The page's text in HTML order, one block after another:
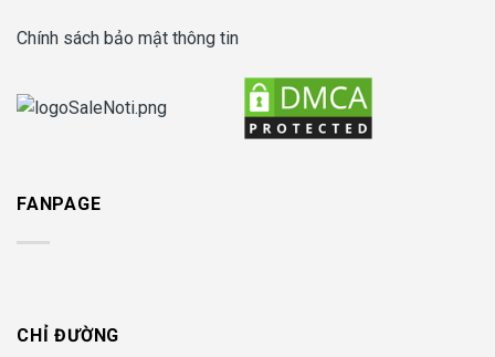
Chính sách bảo mật thông tin
FANPAGE
CHỈ ĐƯỜNG